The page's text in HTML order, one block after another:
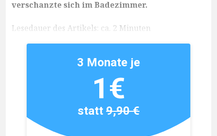
verschanzte sich im Badezimmer.
Lesedauer des Artikels: ca. 2 Minuten
3 Monate je
1€
statt9,90 €